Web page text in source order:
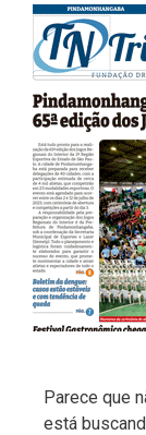
Parece que
está